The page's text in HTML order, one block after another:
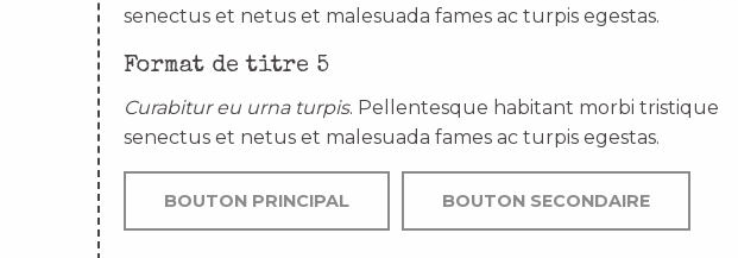
senectus et netus et malesuada fames ac turpis egestas.
Format de titre 5
Curabitur eu urna turpis. Pellentesque habitant morbi tristique
senectus et netus et malesuada fames ac turpis egestas.
BOUTON PRINCIPAL BOUTON SECONDAIRE